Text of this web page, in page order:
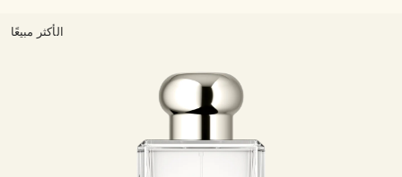
الأكثر مبيعًا